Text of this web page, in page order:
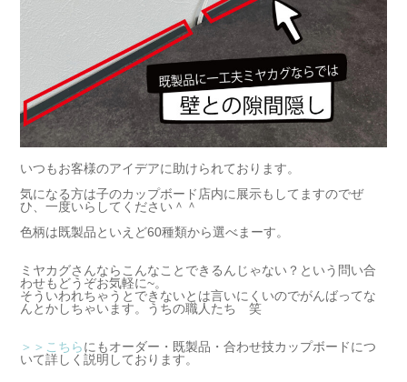
いつもお客様のアイデアに助けられております。
気になる方は子のカップボード店内に展示もしてますのでぜ
ひ、一度いらしてください＾＾
色柄は既製品といえど60種類から選べまーす。
ミヤカグさんならこんなことできるんじゃない？という問い合
わせもどうぞお気軽に~。
そういわれちゃうとできないとは言いにくいのでがんばってな
んとかしちゃいます。うちの職人たち 笑
＞＞こちらにもオーダー・既製品・合わせ技カップボードにつ
いて詳しく説明しております。